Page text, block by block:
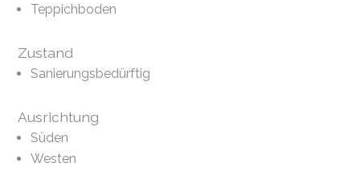
Teppichboden
Zustand
Sanierungsbedürftig
Ausrichtung
Süden
Westen